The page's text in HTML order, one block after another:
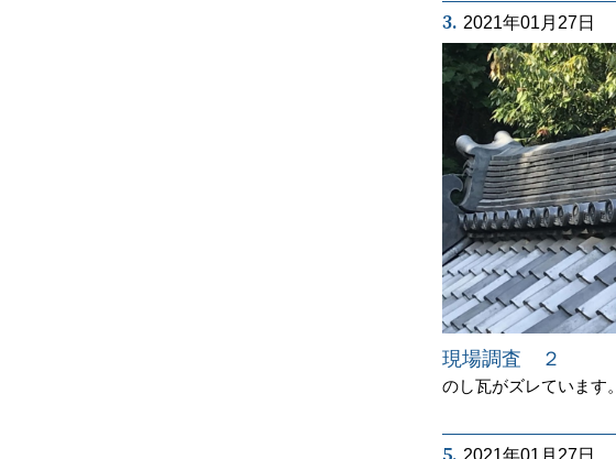
3. 2021年01月27日
現場調査 ２
のし瓦がズレています。
2021年01月27日